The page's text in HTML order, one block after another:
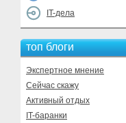
IT-дела
топ блоги
Экспертное мнение
Сейчас скажу
Активный отдых
IT-баранки